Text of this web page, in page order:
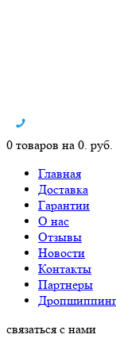
0 товаров на 0. руб.
Главная
Доставка
Гарантии
О нас
Отзывы
Новости
Контакты
Партнеры
связаться с нами